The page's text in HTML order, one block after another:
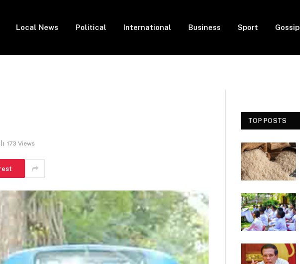
Local News Political International Business Sport Gossip
173 Views
TOP POSTS